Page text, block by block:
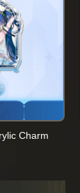
Charm